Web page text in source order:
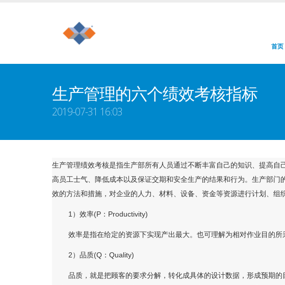
首页
生产管理的六个绩效考核指标
2019-07-31 16:03
生产管理绩效考核是指生产部所有人员通过不断丰富自己的知识、提高
高员工士气、降低成本以及保证交期和安全生产的结果和行为。生产部
效的方法和措施，对企业的人力、材料、设备、资金等资源进行计划、
1）效率(P：Productivity)
效率是指在给定的资源下实现产出最大。也可理解为相对作业目的所
2）品质(Q：Quality)
品质，就是把顾客的要求分解，转化成具体的设计数据，形成预期的